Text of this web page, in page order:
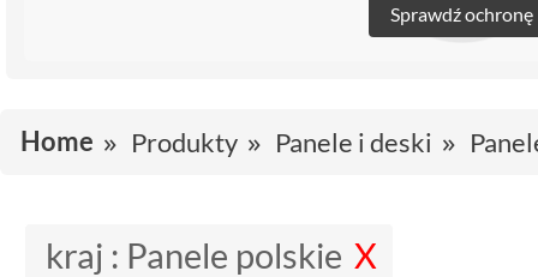
Sprawdź ochronę
Home Produkty Panele i deski
kraj : Panele polskie